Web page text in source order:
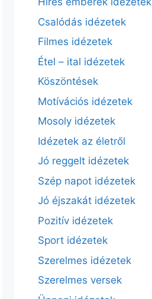
Csalódás idézetek
Filmes idézetek
Étel – ital idézetek
Köszöntések
Motívációs idézetek
Mosoly idézetek
Idézetek az életről
Jó reggelt idézetek
Szép napot idézetek
Jó éjszakát idézetek
Pozitív idézetek
Sport idézetek
Szerelmes idézetek
Szerelmes versek